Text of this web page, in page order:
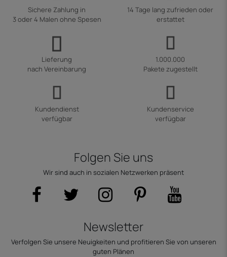
Sichere Zahlung in
3 oder 4 Malen ohne Spesen
14 Tage lang zufrieden oder
erstattet
Lieferung
nach Vereinbarung
1.000.000
Pakete zugestellt
Kundendienst
verfügbar
Kundenservice
verfügbar
Folgen Sie uns
Wir sind auch in sozialen Netzwerken präsent
Newsletter
Verfolgen Sie unsere Neuigkeiten und profitieren Sie von unseren
guten Plänen